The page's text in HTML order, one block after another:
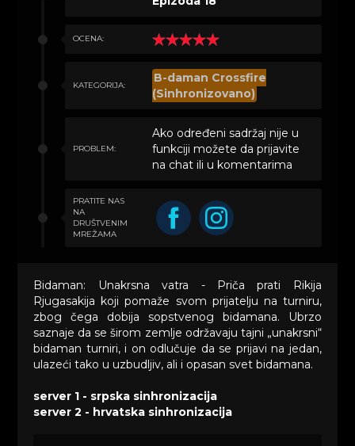
OCENA:
KATEGORIJA:
B-daman Crossfire
(Sinhronizovano)
PROBLEM:
Ako određeni sadržaj nije u
funkciji možete da prijavite
na chat ili u komentarima
PRATITE NAS
NA
DRUŠTVENIM
MREŽAMA
Bidaman: Unakrsna vatra - Priča prati Rikija
Rjugasakija koji pomaže svom prijatelju na turniru,
zbog čega dobija sopstvenog bidamana. Ubrzo
saznaje da se širom zemlje održavaju tajni „unakrsni“
bidaman turniri, i on odlučuje da se prijavi na jedan,
ulazeći tako u uzbudljiv, ali i opasan svet bidamana.
server 1 - srpska sinhronizacija
server 2 - hrvatska sinhronizacija